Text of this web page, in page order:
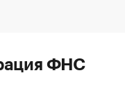
ФНС